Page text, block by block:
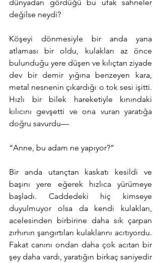
dünyadan gördüğü bu ufak sahneler
değilse neydi?
Köşeyi dönmesiyle bir anda yana
atlaması bir oldu, kulakları az önce
bulunduğu yere düşen ve kılıçtan ziyade
dev bir demir yığına benzeyen kara,
metal nesnenin çıkardığı o tok sesi işitti.
Hızlı bir bilek hareketiyle kınındaki
kılıcını gevşetti ve ona vuran yaratığa
doğru savurdu—
“Anne, bu adam ne yapıyor?”
Bir anda utançtan kaskatı kesildi ve
başını yere eğerek hızlıca yürümeye
başladı. Caddedeki hiç kimseye
duyulmuyor olsa da kendi kulakları,
acelesinden birbirine daha sık çarpan
zırhının şangırtıları kulaklarını acıtıyordu.
Fakat canını ondan daha çok acıtan bir
şey daha vardı, yaratığın birkaç saniyedir